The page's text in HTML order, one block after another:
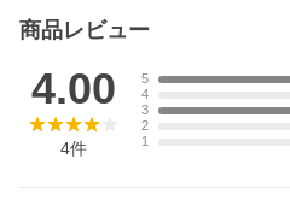
[商品名]
ブラバンシア【Brabantia】ゴミ箱
商品レビュー
4.00
4件
5
4
3
2
1